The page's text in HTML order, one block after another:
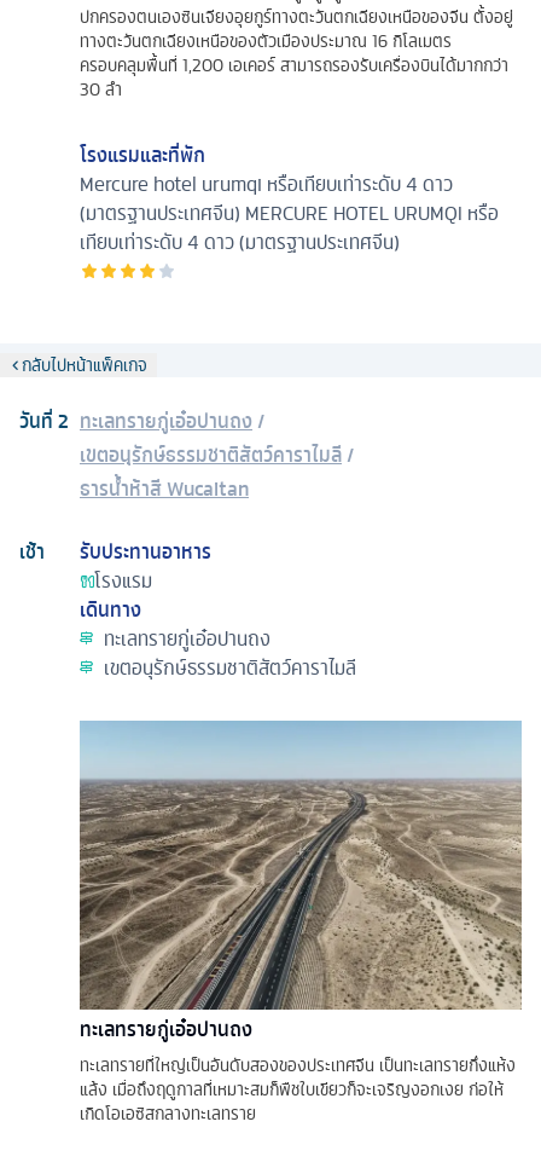
ปกครองตนเองซินเจียงอุยกูร์ทางตะวันตกเฉียงเหนือของจีน ตั้งอยู่
ทางตะวันตกเฉียงเหนือของตัวเมืองประมาณ 16 กิโลเมตร
ครอบคลุมพื้นที่ 1,200 เอเคอร์ สามารถรองรับเครื่องบินได้มากกว่า
30 ลำ
โรงแรมและที่พัก
Mercure hotel urumqi หรือเทียบเท่าระดับ 4 ดาว
(มาตรฐานประเทศจีน) MERCURE HOTEL URUMQI หรือ
เทียบเท่าระดับ 4 ดาว (มาตรฐานประเทศจีน)
กลับไปหน้าแพ็คเกจ
วันที่2 ทะเลทรายกู่เอ๋อปานถง/
เขตอนุรักษ์ธรรมชาติสัตว์คาราไมลี/
ธารน้ำห้าสี Wucaitan
เช้า
รับประทานอาหาร
โรงแรม
เดินทาง
ทะเลทรายกู่เอ๋อปานถง
เขตอนุรักษ์ธรรมชาติสัตว์คาราไมลี
ทะเลทรายกู่เอ๋อปานถง
ทะเลทรายที่ใหญ่เป็นอันดับสองของประเทศจีน เป็นทะเลทรายกึ่งแห้ง
แล้ง เมื่อถึงฤดูกาลที่เหมาะสมก็พืชใบเขียวก็จะเจริญงอกเงย ก่อให้
เกิดโอเอซิสกลางทะเลทราย